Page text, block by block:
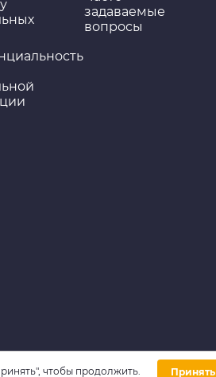
задаваемые
вопросы
чтобы продолжить. Принять